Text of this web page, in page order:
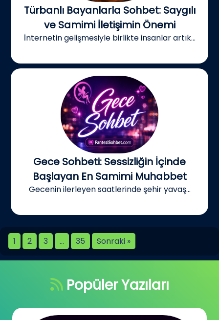
Türbanlı Bayanlarla Sohbet: Saygılı
ve Samimi İletişimin Önemi
İnternetin gelişmesiyle birlikte insanlar artık...
Gece Sohbeti: Sessizliğin İçinde
Başlayan En Samimi Muhabbet
Gecenin ilerleyen saatlerinde şehir yavaş...
1 2 3 … 35 Sonraki »
Popüler Yazıları